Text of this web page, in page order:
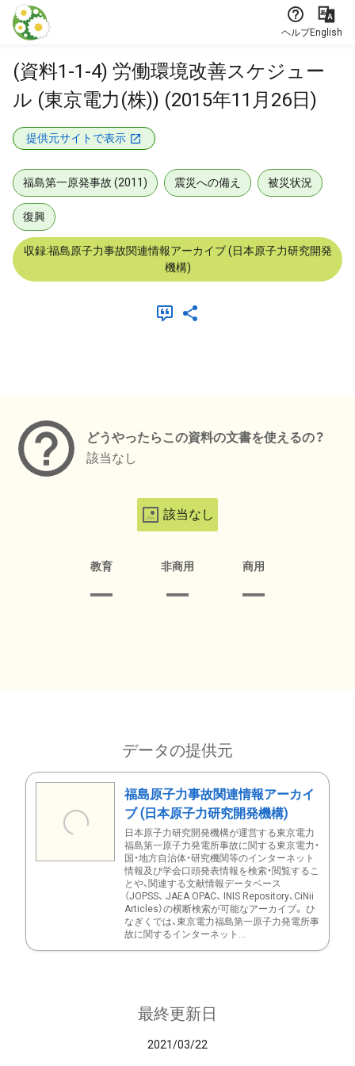
本文に飛ぶ
ヘルプEnglish
(資料1-1-4) 労働環境改善スケジュー
ル (東京電力(株)) (2015年11月26日)
提供元サイトで表示
福島第一原発事故 (2011) 震災への備え 被災状況
復興
収録:福島原子力事故関連情報アーカイブ (日本原子力研究開発
機構)
どうやったらこの資料の文書を使えるの？
該当なし
該当なし
教育 非商用 商用
データの提供元
福島原子力事故関連情報アーカイ
ブ (日本原子力研究開発機構)
日本原子力研究開発機構が運営する東京電力
福島第一原子力発電所事故に関する東京電力・
国・地方自治体・研究機関等のインターネット
情報及び学会口頭発表情報を検索・閲覧するこ
とや、関連する文献情報データベース
（JOPSS、 JAEA OPAC、 INIS Repository、CiNii
Articles）の横断検索が可能なアーカイブ。 ひ
なぎくでは、東京電力福島第一原子力発電所事
故に関するインターネット...
最終更新日
2021/03/22